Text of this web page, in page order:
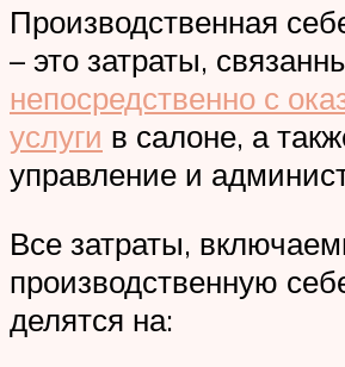
Производственная
– это затраты,
непосредственно с
услуги в салоне, а
управление и
Все затраты,
производственную
делятся на: